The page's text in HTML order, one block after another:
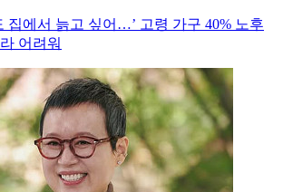
집에서 늙고 싶어…’ 고령 가구 40% 노후
어려워